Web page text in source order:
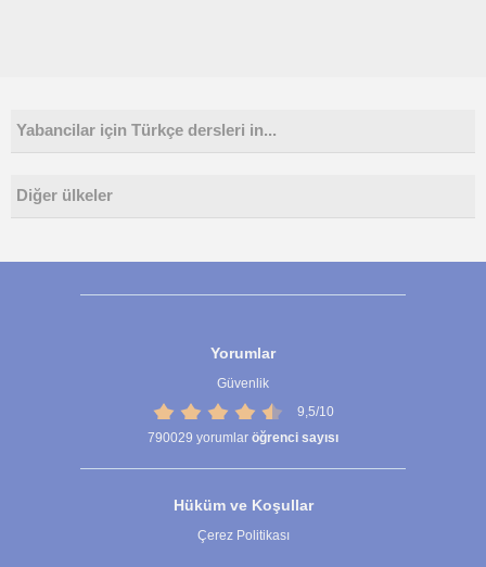
Yabancilar için Türkçe dersleri in...
Diğer ülkeler
Yorumlar
Güvenlik
9,5/10
790029 yorumlar öğrenci sayısı
Hüküm ve Koşullar
Çerez Politikası